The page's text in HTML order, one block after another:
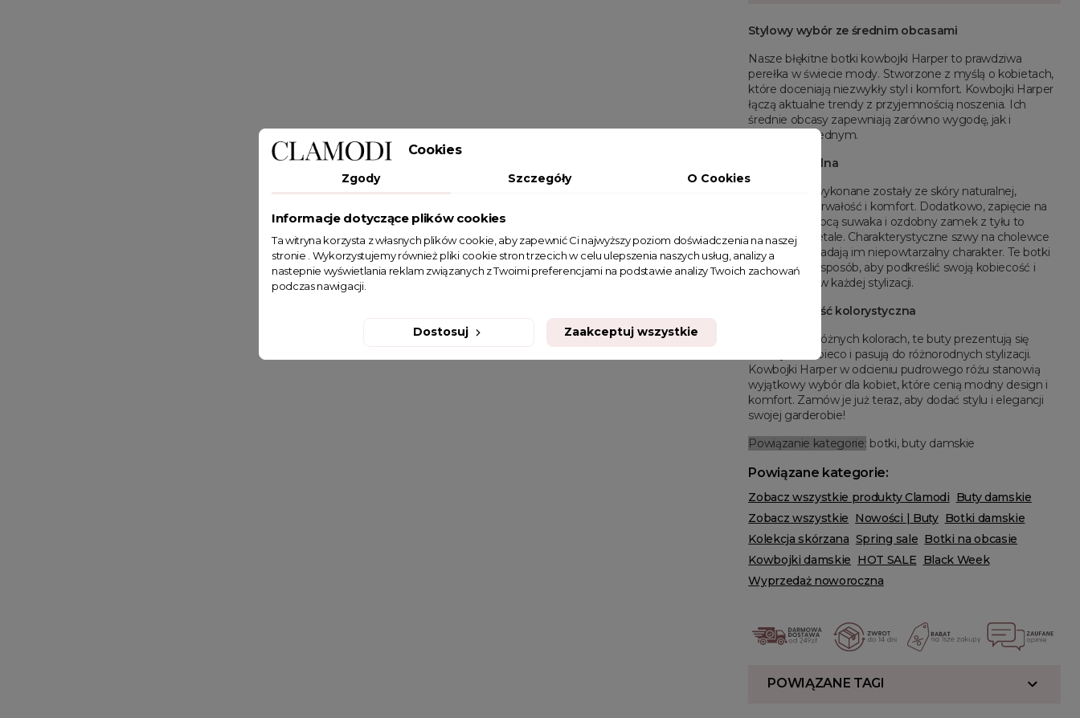
Stylowy wybór ze średnim obcasami
Nasze błękitne botki kowbojki Harper to prawdziwa
perełka w świecie mody. Stworzone z myślą o kobietach,
które doceniają niezwykły styl i komfort. Kowbojki Harper
łączą aktualne trendy z przyjemnością noszenia. Ich
średnie obcasy zapewniają zarówno wygodę, jak i
elegancję w jednym.
Skóra naturalna
Kowbojki te wykonane zostały ze skóry naturalnej,
gwarantując trwałość i komfort. Dodatkowo, zapięcie na
boku za pomocą suwaka i ozdobny zamek z tyłu to
wyjątkowe detale. Charakterystyczne szwy na cholewce
przed łydką nadają im niepowtarzalny charakter. Te botki
to doskonały sposób, aby podkreślić swoją kobiecość i
oryginalność w każdej stylizacji.
Różnorodność kolorystyczna
Dostępne w różnych kolorach, te buty prezentują się
niezwykle kobieco i pasują do różnorodnych stylizacji.
Kowbojki Harper w odcieniu pudrowego różu stanowią
wyjątkowy wybór dla kobiet, które cenią modny design i
komfort. Zamów je już teraz, aby dodać stylu i elegancji
swojej garderobie!
Powiązanie kategorie: botki, buty damskie
Powiązane kategorie:
Zobacz wszystkie produkty Clamodi Buty damskie
Zobacz wszystkie Nowości | Buty Botki damskie
Kolekcja skórzana Spring sale Botki na obcasie
Kowbojki damskie HOT SALE Black Week
Wyprzedaż noworoczna
POWIĄZANE TAGI
Cookies
Zgody Szczegóły O Cookies
Informacje dotyczące plików cookies
Ta witryna korzysta z własnych plików cookie, aby zapewnić Ci najwyższy poziom doświadczenia na naszej
stronie . Wykorzystujemy również pliki cookie stron trzecich w celu ulepszenia naszych usług, analizy a
nastepnie wyświetlania reklam związanych z Twoimi preferencjami na podstawie analizy Twoich zachowań
podczas nawigacji.
Dostosuj Zaakceptuj wszystkie